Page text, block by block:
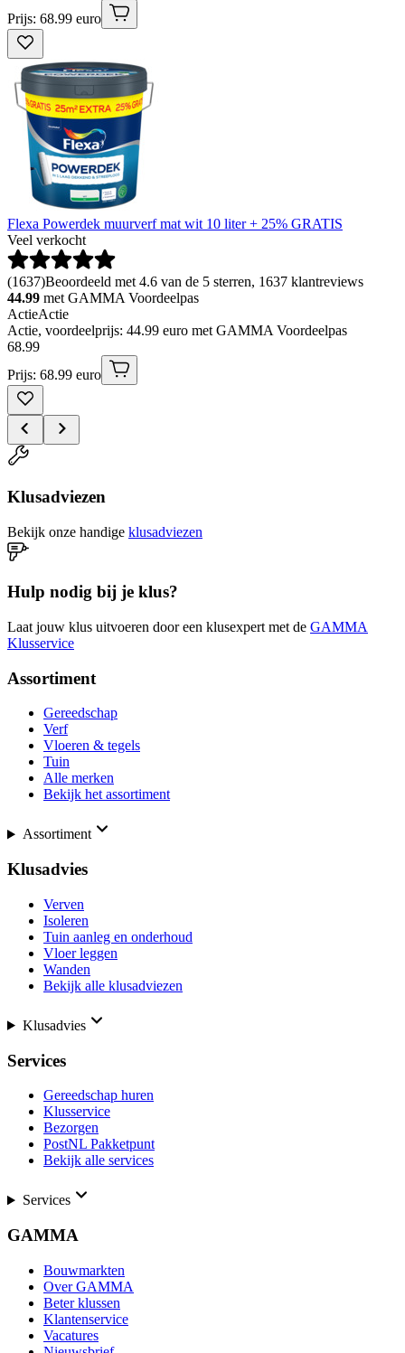
Prijs: 68.99 euro
Flexa Powerdek muurverf mat wit 10 liter + 25% GRATIS
Veel verkocht
(1637)Beoordeeld met 4.6 van de 5 sterren, 1637 klantreviews
44.99 met GAMMA Voordeelpas
ActieActie
Actie, voordeelprijs: 44.99 euro met GAMMA Voordeelpas
68.99
Prijs: 68.99 euro
Klusadviezen
Bekijk onze handige klusadviezen
Hulp nodig bij je klus?
Laat jouw klus uitvoeren door een klusexpert met de GAMMA
Klusservice
Assortiment
Gereedschap
Verf
Vloeren & tegels
Tuin
Alle merken
Bekijk het assortiment
Assortiment
Klusadvies
Verven
Isoleren
Tuin aanleg en onderhoud
Vloer leggen
Wanden
Bekijk alle klusadviezen
Klusadvies
Services
Gereedschap huren
Klusservice
Bezorgen
PostNL Pakketpunt
Bekijk alle services
Services
GAMMA
Bouwmarkten
Over GAMMA
Beter klussen
Klantenservice
Vacatures